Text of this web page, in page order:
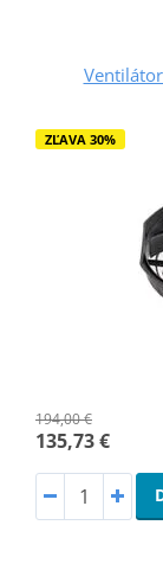
ZĽAVA 30%
194,00 €
135,73 €